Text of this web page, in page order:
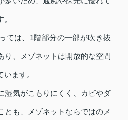
ては、1階部分の一部が吹き抜
り、メゾネットは開放的な空間
ます。
湿気がこもりにくく、カビやダ
とも、メゾネットならではのメ